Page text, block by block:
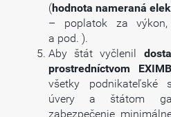
(hodnota nameraná
– poplatok za výkon,
a pod. ).
Aby štát vyčlenil
prostredníctvom
všetky podnikateľské
úvery a štátom
zabezpečenie